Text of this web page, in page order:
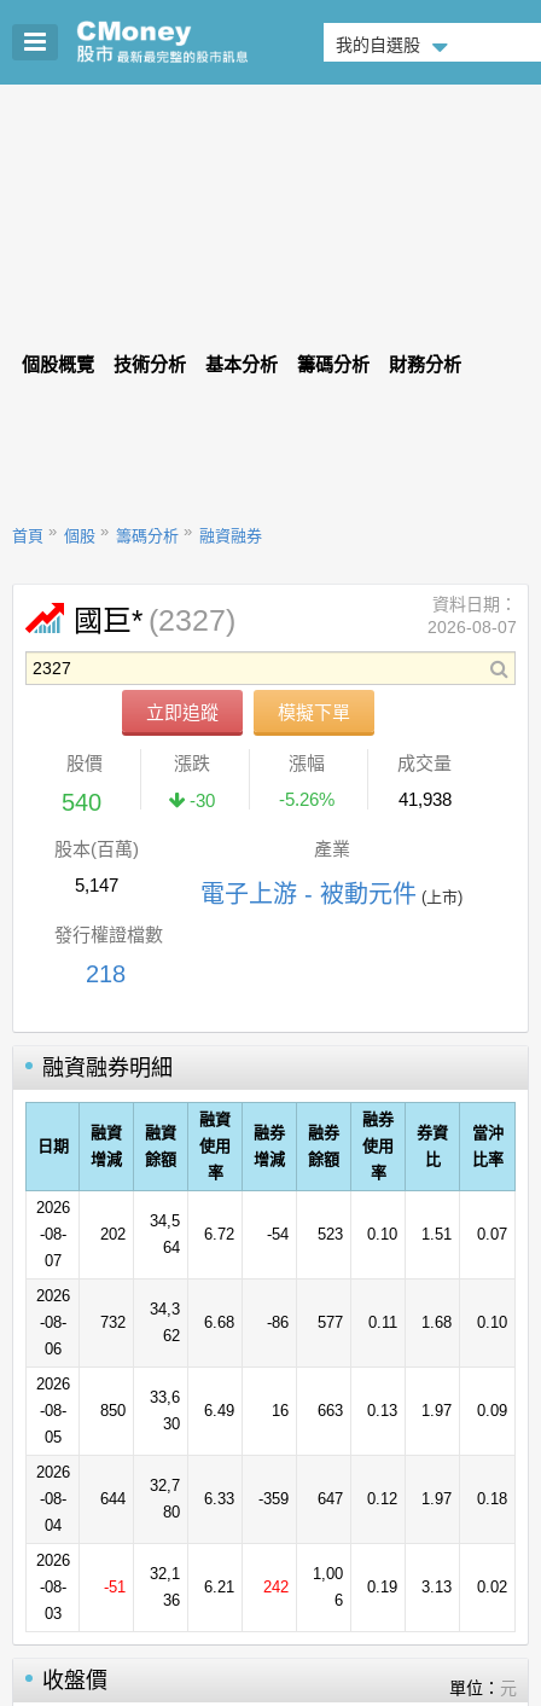
我的自選股
個股概覽 技術分析 基本分析 籌碼分析 財務分析
首頁 個股 籌碼分析 融資融券
國巨* (2327)
立即追蹤 模擬下單
資料日期：
2026-08-07
股價
540
漲跌
-30
漲幅
-5.26%
成交量
41,938
股本(百萬)
5,147
產業
電子上游 - 被動元件 (上市)
發行權證檔數
218
融資融券明細
日期
融資
增減
融資
餘額
融資
使用
率
融券
增減
融券
餘額
融券
使用
率
券資
比
當沖
比率
2026
-08-
07
202
34,5
64
6.72 -54 523 0.10 1.51 0.07
2026
-08-
06
732
34,3
62
6.68 -86 577 0.11 1.68 0.10
2026
-08-
05
850
33,6
30
6.49 16 663 0.13 1.97 0.09
2026
-08-
04
644
32,7
80
6.33 -359 647 0.12 1.97 0.18
2026
-08-
03
-51
32,1
36
6.21 242
1,00
6
0.19 3.13 0.02
收盤價 單位： 元